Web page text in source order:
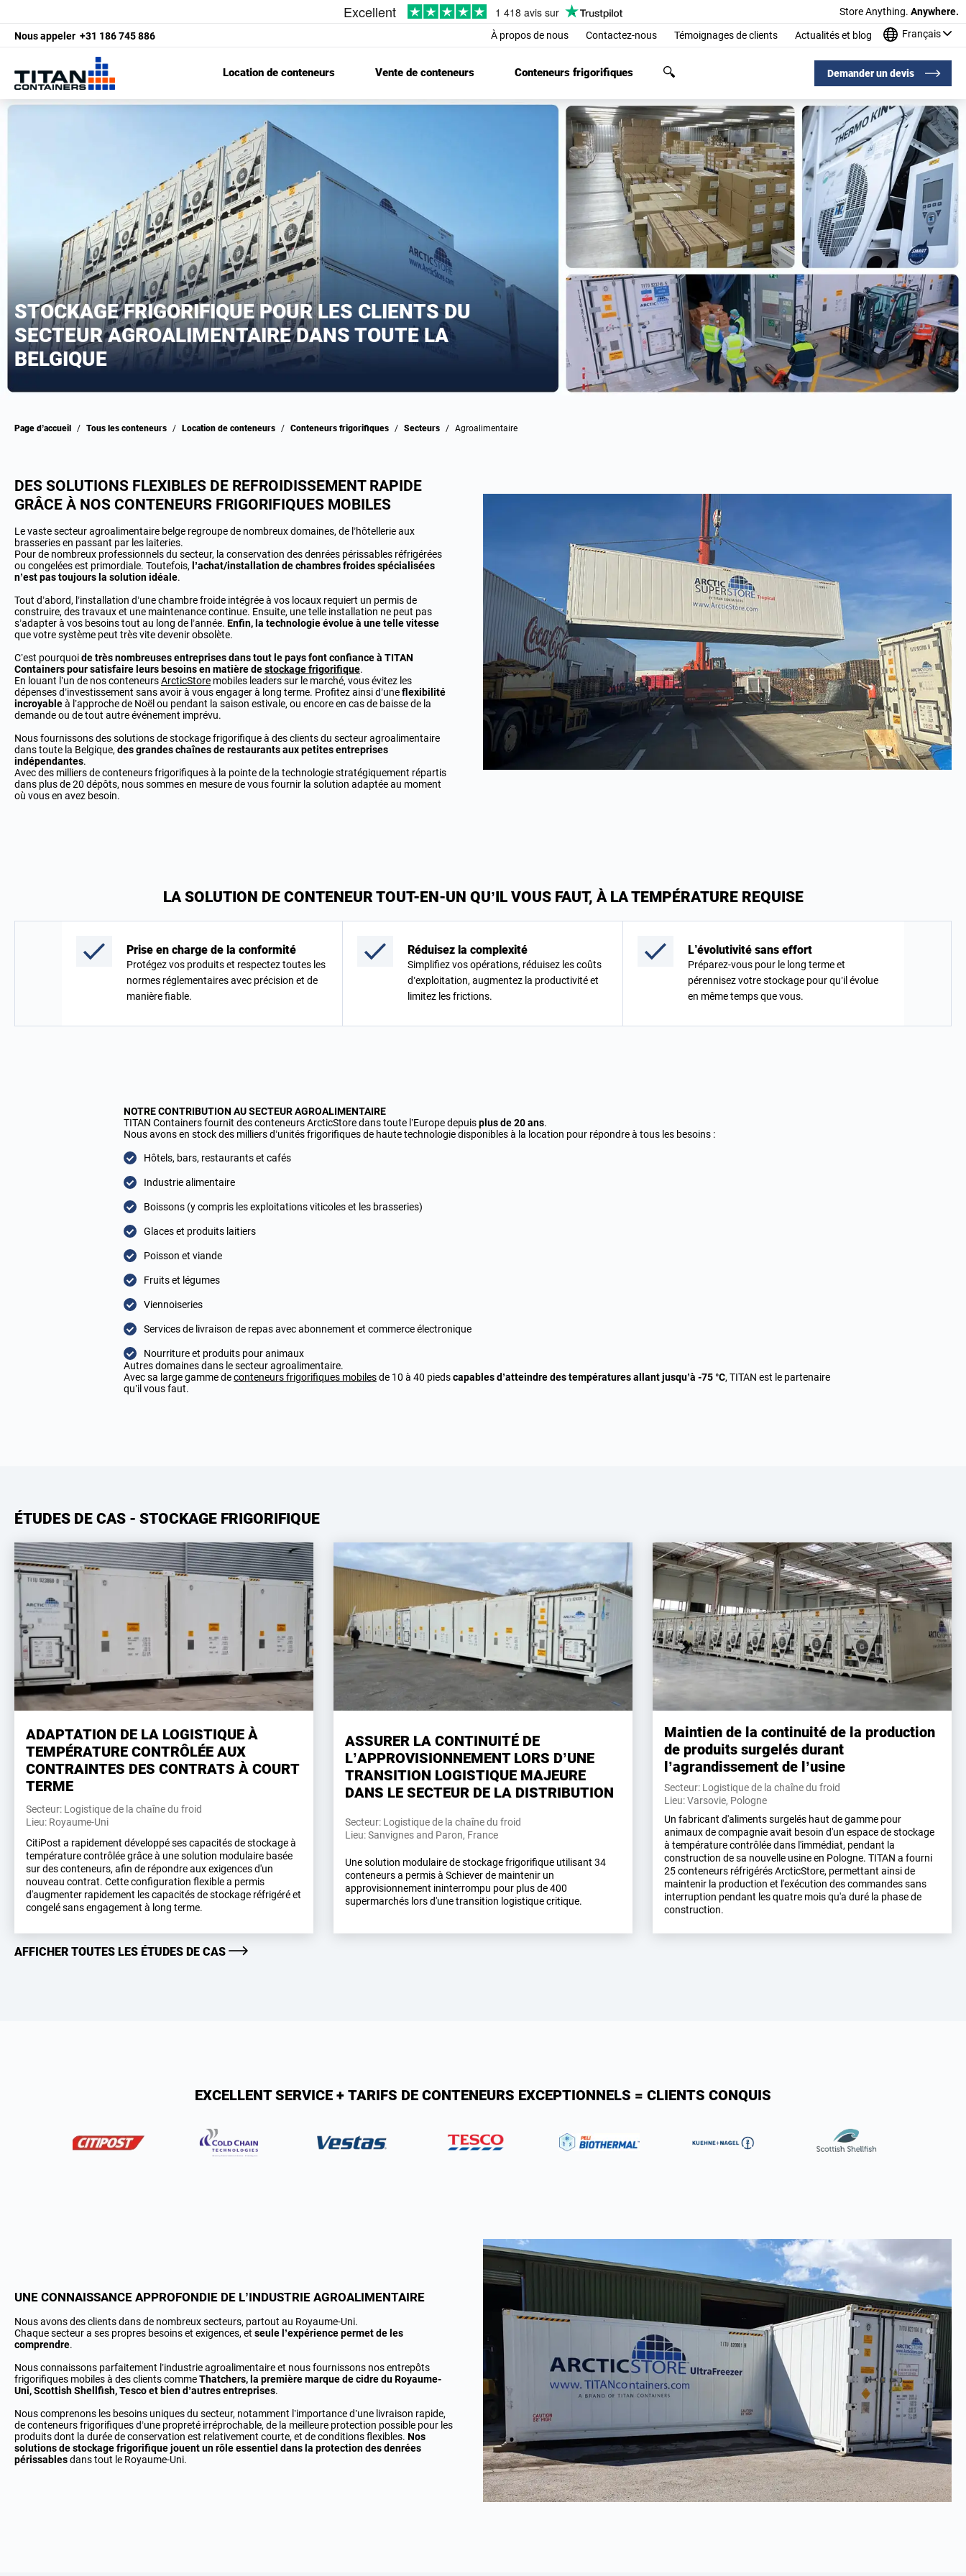
Store Anything. Anywhere.
Nous appeler +31 186 745 886 À propos de nous Contactez-nous Témoignages de clients Actualités et blog Français
Location de conteneurs Vente de conteneurs Conteneurs frigorifiques Demander un devis
STOCKAGE FRIGORIFIQUE POUR LES CLIENTS DU
SECTEUR AGROALIMENTAIRE DANS TOUTE LA
BELGIQUE
Page d’accueil / Tous les conteneurs / Location de conteneurs / Conteneurs frigorifiques / Secteurs / Agroalimentaire
DES SOLUTIONS FLEXIBLES DE REFROIDISSEMENT RAPIDE
GRÂCE À NOS CONTENEURS FRIGORIFIQUES MOBILES
Le vaste secteur agroalimentaire belge regroupe de nombreux domaines, de l’hôtellerie aux
brasseries en passant par les laiteries.
Pour de nombreux professionnels du secteur, la conservation des denrées périssables réfrigérées
ou congelées est primordiale. Toutefois, l’achat/installation de chambres froides spécialisées
n’est pas toujours la solution idéale.
Tout d’abord, l’installation d’une chambre froide intégrée à vos locaux requiert un permis de
construire, des travaux et une maintenance continue. Ensuite, une telle installation ne peut pas
s’adapter à vos besoins tout au long de l’année. Enfin, la technologie évolue à une telle vitesse
que votre système peut très vite devenir obsolète.
C’est pourquoide très nombreuses entreprises dans tout le pays font confiance à TITAN
Containers pour satisfaire leurs besoins en matière destockage frigorifique.
En louant l’un de nos conteneursArcticStore mobiles leaders sur le marché, vous évitez les
dépenses d’investissement sans avoir à vous engager à long terme. Profitez ainsi d’uneflexibilité
incroyableà l’approche de Noël ou pendant la saison estivale, ou encore en cas de baisse de la
demande ou de tout autre événement imprévu.
Nous fournissons des solutions de stockage frigorifique à des clients du secteur agroalimentaire
dans toute la Belgique, des grandes chaînes de restaurants aux petites entreprises
indépendantes.
Avec des milliers de conteneurs frigorifiques à la pointe de la technologie stratégiquement répartis
dans plus de 20 dépôts, nous sommes en mesure de vous fournir la solution adaptée au moment
où vous en avez besoin.
LA SOLUTION DE CONTENEUR TOUT-EN-UN QU’IL VOUS FAUT, À LA TEMPÉRATURE REQUISE
Prise en charge de la conformité
Protégez vos produits et respectez toutes les
normes réglementaires avec précision et de
manière fiable.
Réduisez la complexité
Simplifiez vos opérations, réduisez les coûts
d’exploitation, augmentez la productivité et
limitez les frictions.
L’évolutivité sans effort
Préparez-vous pour le long terme et
pérennisez votre stockage pour qu’il évolue
en même temps que vous.
NOTRE CONTRIBUTION AU SECTEUR AGROALIMENTAIRE
TITAN Containers fournit des conteneurs ArcticStore dans toute l’Europe depuisplus de 20 ans.
Nous avons en stock des milliers d’unités frigorifiques de haute technologie disponibles à la location pour répondre à tous les besoins :
Hôtels, bars, restaurants et cafés
Industrie alimentaire
Boissons (y compris les exploitations viticoles et les brasseries)
Glaces et produits laitiers
Poisson et viande
Fruits et légumes
Viennoiseries
Services de livraison de repas avec abonnement et commerce électronique
Nourriture et produits pour animaux
Autres domaines dans le secteur agroalimentaire.
Avec sa large gamme deconteneurs frigorifiques mobilesde 10 à 40 piedscapables d’atteindre des températures allant jusqu’à -75 °C, TITAN est le partenaire
qu’il vous faut.
ÉTUDES DE CAS - STOCKAGE FRIGORIFIQUE
ADAPTATION DE LA LOGISTIQUE À
TEMPÉRATURE CONTRÔLÉE AUX
CONTRAINTES DES CONTRATS À COURT
TERME
Secteur: Logistique de la chaîne du froid
Lieu: Royaume-Uni
CitiPost a rapidement développé ses capacités de stockage à
température contrôlée grâce à une solution modulaire basée
sur des conteneurs, afin de répondre aux exigences d'un
nouveau contrat. Cette configuration flexible a permis
d'augmenter rapidement les capacités de stockage réfrigéré et
congelé sans engagement à long terme.
ASSURER LA CONTINUITÉ DE
L’APPROVISIONNEMENT LORS D’UNE
TRANSITION LOGISTIQUE MAJEURE
DANS LE SECTEUR DE LA DISTRIBUTION
Secteur: Logistique de la chaîne du froid
Lieu: Sanvignes and Paron, France
Une solution modulaire de stockage frigorifique utilisant 34
conteneurs a permis à Schiever de maintenir un
approvisionnement ininterrompu pour plus de 400
supermarchés lors d'une transition logistique critique.
Maintien de la continuité de la production
de produits surgelés durant
l’agrandissement de l’usine
Secteur: Logistique de la chaîne du froid
Lieu: Varsovie, Pologne
Un fabricant d'aliments surgelés haut de gamme pour
animaux de compagnie avait besoin d'un espace de stockage
à température contrôlée dans l'immédiat, pendant la
construction de sa nouvelle usine en Pologne. TITAN a fourni
25 conteneurs réfrigérés ArcticStore, permettant ainsi de
maintenir la production et l'exécution des commandes sans
interruption pendant les quatre mois qu'a duré la phase de
construction.
AFFICHER TOUTES LES ÉTUDES DE CAS
EXCELLENT SERVICE + TARIFS DE CONTENEURS EXCEPTIONNELS = CLIENTS CONQUIS
UNE CONNAISSANCE APPROFONDIE DE L’INDUSTRIE AGROALIMENTAIRE
Nous avons des clients dans de nombreux secteurs, partout au Royaume-Uni.
Chaque secteur a ses propres besoins et exigences, et seule l’expérience permet de les
comprendre.
Nous connaissons parfaitement l’industrie agroalimentaire et nous fournissons nos entrepôts
frigorifiques mobiles à des clients commeThatchers, la première marque de cidre du Royaume-
Uni, Scottish Shellfish, Tesco et bien d’autres entreprises.
Nous comprenons les besoins uniques du secteur, notamment l’importance d’une livraison rapide,
de conteneurs frigorifiques d’une propreté irréprochable, de la meilleure protection possible pour les
produits dont la durée de conservation est relativement courte, et de conditions flexibles. Nos
solutions de stockage frigorifique jouent un rôle essentiel dans la protection des denrées
périssablesdans tout le Royaume-Uni.